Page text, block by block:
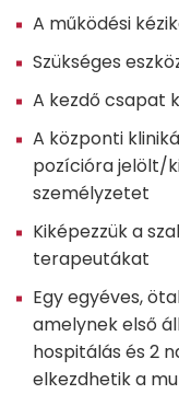
A működési
Szükséges
A kezdő csapat
A központi
pozícióra jelölt/
személyzetet
Kiképezzük a
terapeutákat
Egy egyéves,
amelynek első
hospitálás és 2
elkezdhetik a